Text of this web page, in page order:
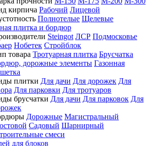
кирпича Рабочий Лицевой
Полнотелые Щелевые
плитка и бордюр
Steingot ЛСР Подмосковье
Нобетек Стройблок
товара Тротуарная плитка Брусчатка
дорожные элементы Газонная
плитки Для дачи Для дорожек Для
Для парковки Для тротуаров
брусчатки Для дачи Для парковок Для
Дорожные Магистральный
Садовый Шарнирный
смеси
для блоков